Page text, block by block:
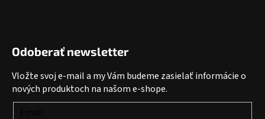
Odoberať newsletter
Vložte svoj e-mail a my Vám budeme zasielať informácie o
nových produktoch na našom e-shope.